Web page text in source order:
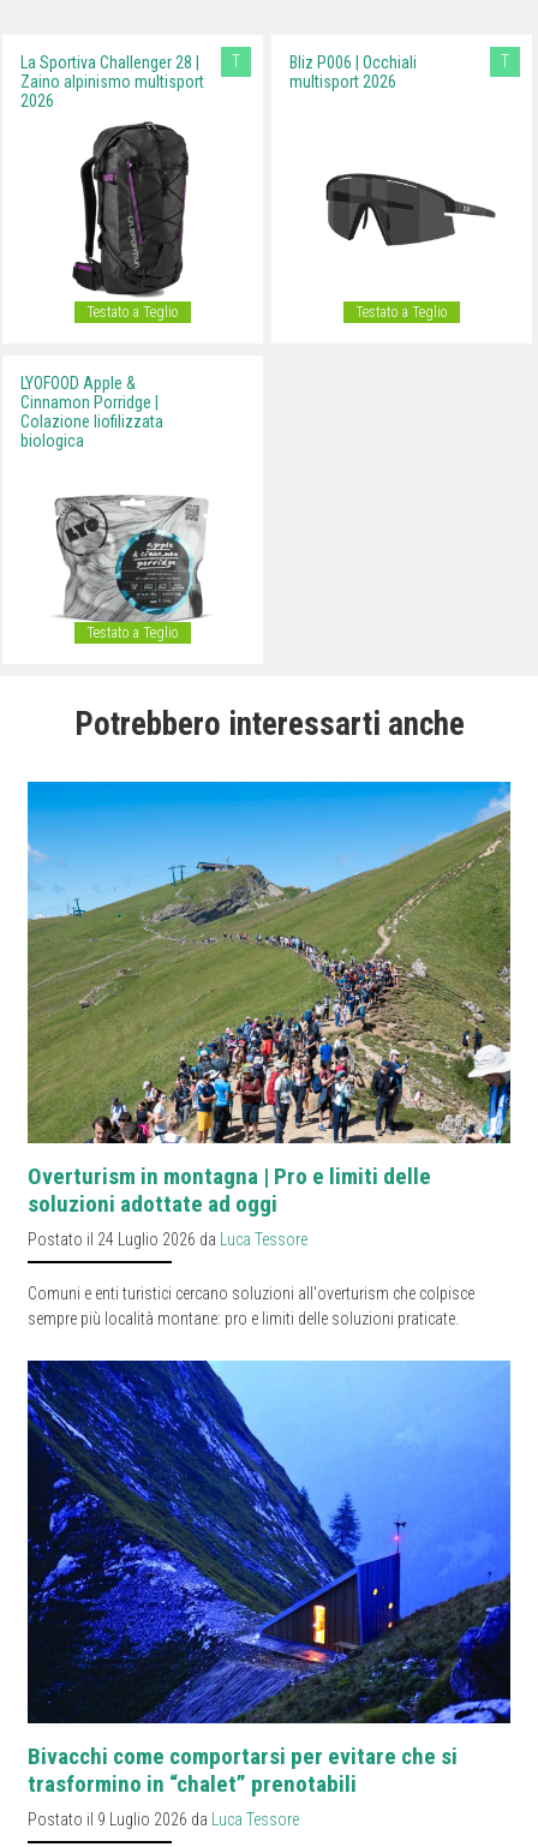
La Sportiva Challenger 28 |
Zaino alpinismo multisport
2026
T
Testato a Teglio
Bliz P006 | Occhiali
multisport 2026
T
Testato a Teglio
LYOFOOD Apple &
Cinnamon Porridge |
Colazione liofilizzata
biologica
Testato a Teglio
Potrebbero interessarti anche
Overturism in montagna | Pro e limiti delle
soluzioni adottate ad oggi
Postato il 24 Luglio 2026 da Luca Tessore
Comuni e enti turistici cercano soluzioni all'overturism che colpisce
sempre più località montane: pro e limiti delle soluzioni praticate.
Bivacchi come comportarsi per evitare che si
trasformino in “chalet” prenotabili
Postato il 9 Luglio 2026 da Luca Tessore